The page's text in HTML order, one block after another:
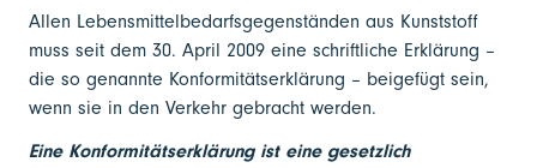
Allen Lebensmittelbedarfsgegenständen aus Kunststoff
muss seit dem 30. April 2009 eine schriftliche Erklärung –
die so genannte Konformitätserklärung – beigefügt sein,
wenn sie in den Verkehr gebracht werden.
Eine Konformitätserklärung ist eine gesetzlich